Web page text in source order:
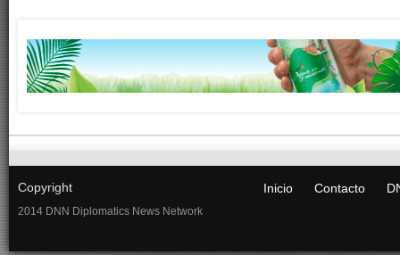
Copyright
2014 DNN Diplomatics News Network
Inicio Contacto